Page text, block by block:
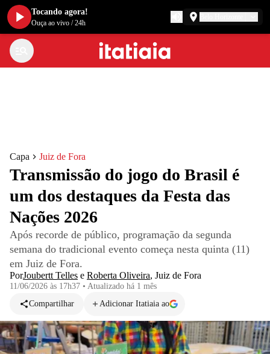
Capa Juiz de Fora
Transmissão do jogo do Brasil é
um dos destaques da Festa das
Nações 2026
Após recorde de público, programação da segunda
semana do tradicional evento começa nesta quinta (11)
em Juiz de Fora.
PorJoubertt Telles e Roberta Oliveira, Juiz de Fora
11/06/2026 às 17h37 • Atualizado há 1 mês
Compartilhar
Adicionar Itatiaia ao
Tocando agora!
Ouça ao vivo /24h